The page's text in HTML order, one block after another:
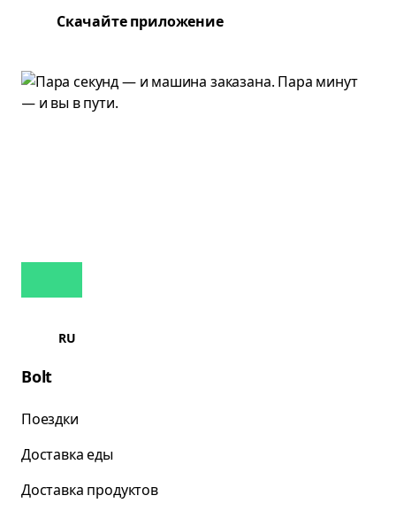
Скачайте приложение
RU
Bolt
Поездки
Доставка еды
Доставка продуктов